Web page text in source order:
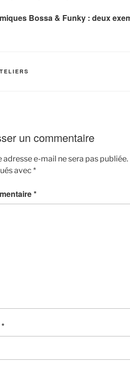
Bossa & Funky : deux
un commentaire
adresse e-mail ne sera pas publiée.
avec *
*
*